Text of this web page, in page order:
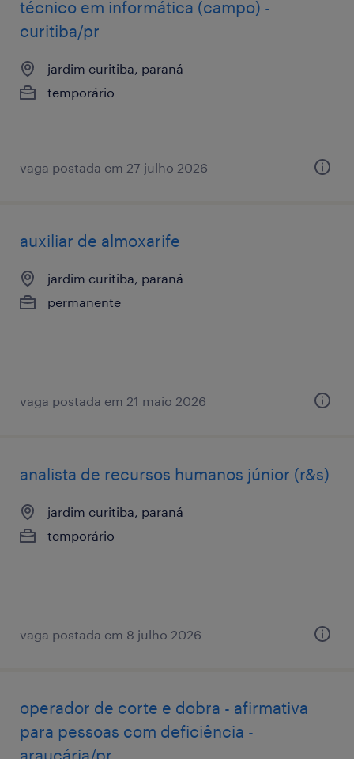
técnico em informática (campo) -
curitiba/pr
jardim curitiba, paraná
temporário
vaga postada em 27 julho 2026
auxiliar de almoxarife
jardim curitiba, paraná
permanente
vaga postada em 21 maio 2026
analista de recursos humanos júnior (r&s)
jardim curitiba, paraná
temporário
vaga postada em 8 julho 2026
operador de corte e dobra - afirmativa
para pessoas com deficiência -
araucária/pr